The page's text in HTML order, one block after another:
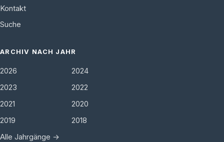
Kontakt
Suche
ARCHIV NACH JAHR
2026
2024
2023
2022
2021
2020
2019
2018
Alle Jahrgänge →